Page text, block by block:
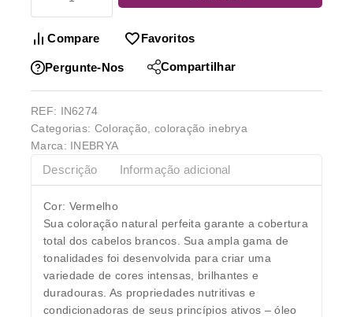
Compare Favoritos
Pergunte-Nos Compartilhar
REF: IN6274
Categorias: Coloração
coloração inebrya
Marca: INEBRYA
Descrição Informação adicional
Cor: Vermelho
Sua coloração natural perfeita garante a cobertura
total dos cabelos brancos. Sua ampla gama de
tonalidades foi desenvolvida para criar uma
variedade de cores intensas, brilhantes e
duradouras. As propriedades nutritivas e
condicionadoras de seus princípios ativos – óleo